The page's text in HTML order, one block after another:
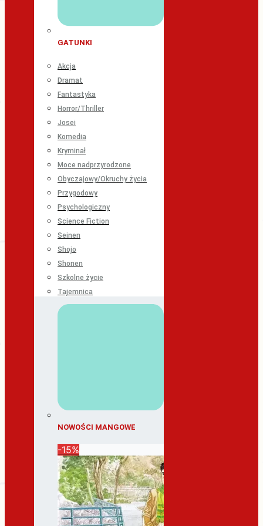
GATUNKI
Akcja
Dramat
Fantastyka
Horror/Thriller
Josei
Komedia
Kryminał
Moce nadprzyrodzone
Obyczajowy/Okruchy życia
Przygodowy
Psychologiczny
Science Fiction
Seinen
Shojo
Shonen
Szkolne życie
Tajemnica
NOWOŚCI MANGOWE
-15%